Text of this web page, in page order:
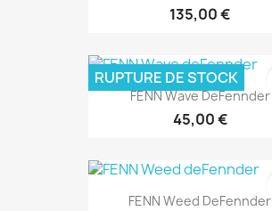
135,00 €
FENN Wave DeFennder
45,00 €
RUPTURE DE STOCK
FENN Weed DeFennder